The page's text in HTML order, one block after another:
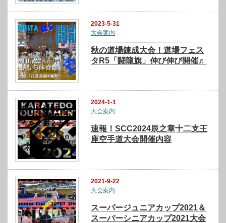
2023-5-31
大会案内
秋の道場錬成大会！道場フェス
タR5「闘龍旗」伸び伸び開催♬
2024-1-1
大会案内
速報！SCC2024辰之章十二支王
座空手道大会開催内容
2021-9-22
大会案内
スーパージュニアカップ2021＆
スーパーシニアカップ2021大会